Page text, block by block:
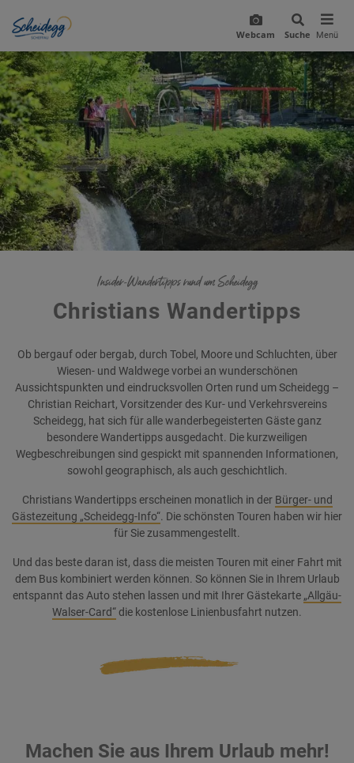
Webcam Suche Menü
Insider-Wandertipps rund um Scheidegg
Christians Wandertipps
Ob bergauf oder bergab, durch Tobel, Moore und Schluchten, über
Wiesen- und Waldwege vorbei an wunderschönen
Aussichtspunkten und eindrucksvollen Orten rund um Scheidegg –
Christian Reichart, Vorsitzender des Kur- und Verkehrsvereins
Scheidegg, hat sich für alle wanderbegeisterten Gäste ganz
besondere Wandertipps ausgedacht. Die kurzweiligen
Wegbeschreibungen sind gespickt mit spannenden Informationen,
sowohl geographisch, als auch geschichtlich.
Christians Wandertipps erscheinen monatlich in der Bürger- und
Gästezeitung „Scheidegg-Info“. Die schönsten Touren haben wir hier
für Sie zusammengestellt.
Und das beste daran ist, dass die meisten Touren mit einer Fahrt mit
dem Bus kombiniert werden können. So können Sie in Ihrem Urlaub
entspannt das Auto stehen lassen und mit Ihrer Gästekarte „Allgäu-
Walser-Card“ die kostenlose Linienbusfahrt nutzen.
Machen Sie aus Ihrem Urlaub mehr!